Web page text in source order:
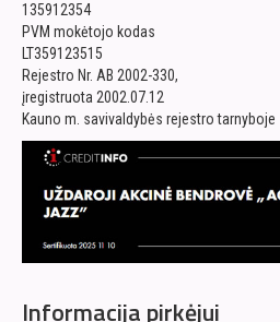
135912354
PVM mokėtojo kodas
LT359123515
Rejestro Nr. AB 2002-330,
įregistruota 2002.07.12
Kauno m. savivaldybės rejestro tarnyboje
Informacija pirkėjui